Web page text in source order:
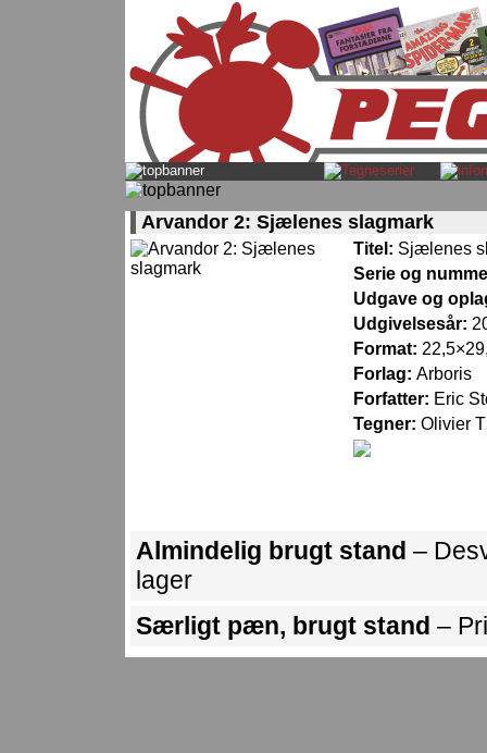
Arvandor 2: Sjælenes slagmark
Titel: Sjælenes
Serie og
Udgave og
Udgivelsesår:
Format:
Forlag: Arboris
Forfatter: Eric
Tegner: Olivier
Almindelig brugt stand –
lager
Særligt pæn, brugt stand –